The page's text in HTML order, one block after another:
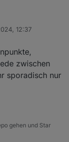
steuern.
Informationen in
die ich
ich die falschen
einen
12:37
zwischen
sporadisch nur
gehen und Star